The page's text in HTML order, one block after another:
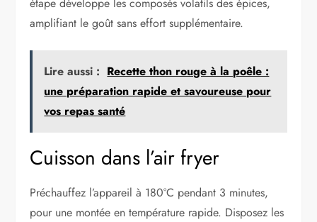
étape développe les composés volatils des épices,
amplifiant le goût sans effort supplémentaire.
Lire aussi : Recette thon rouge à la poêle :
une préparation rapide et savoureuse pour
vos repas santé
Cuisson dans l’air fryer
Préchauffez l’appareil à 180°C pendant 3 minutes,
pour une montée en température rapide. Disposez les